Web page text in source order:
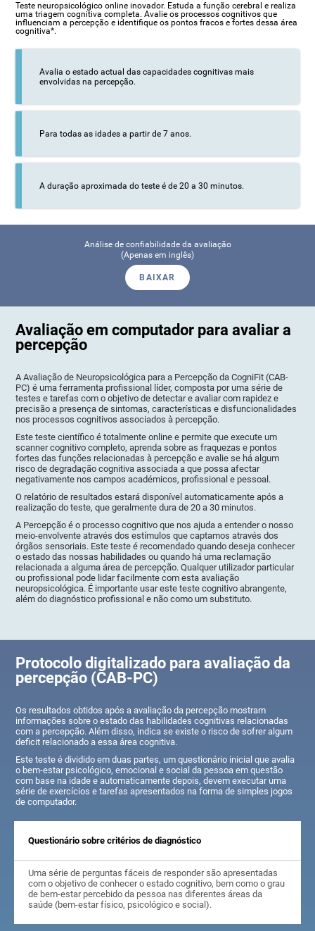
Teste neuropsicológico online inovador. Estuda a função cerebral e realiza
uma triagem cognitiva completa. Avalie os processos cognitivos que
influenciam a percepção e identifique os pontos fracos e fortes dessa área
cognitiva*.
Avalia o estado actual das capacidades cognitivas mais
envolvidas na percepção.
Para todas as idades a partir de 7 anos.
A duração aproximada do teste é de 20 a 30 minutos.
Análise de confiabilidade da avaliação
(Apenas em inglês)
BAIXAR
Avaliação em computador para avaliar a
percepção
A Avaliação de Neuropsicológica para a Percepção da CogniFit (CAB-
PC) é uma ferramenta profissional líder, composta por uma série de
testes e tarefas com o objetivo de detectar e avaliar com rapidez e
precisão a presença de sintomas, características e disfuncionalidades
nos processos cognitivos associados à percepção.
Este teste científico é totalmente online e permite que execute um
scanner cognitivo completo, aprenda sobre as fraquezas e pontos
fortes das funções relacionadas à percepção e avalie se há algum
risco de degradação cognitiva associada a que possa afectar
negativamente nos campos académicos, profissional e pessoal.
O relatório de resultados estará disponível automaticamente após a
realização do teste, que geralmente dura de 20 a 30 minutos.
A Percepção é o processo cognitivo que nos ajuda a entender o nosso
meio-envolvente através dos estímulos que captamos através dos
órgãos sensoriais. Este teste é recomendado quando deseja conhecer
o estado das nossas habilidades ou quando há uma reclamação
relacionada a alguma área de percepção. Qualquer utilizador particular
ou profissional pode lidar facilmente com esta avaliação
neuropsicológica. É importante usar este teste cognitivo abrangente,
além do diagnóstico profissional e não como um substituto.
Protocolo digitalizado para avaliação da
percepção (CAB-PC)
Os resultados obtidos após a avaliação da percepção mostram
informações sobre o estado das habilidades cognitivas relacionadas
com a percepção. Além disso, indica se existe o risco de sofrer algum
deficit relacionado a essa área cognitiva.
Este teste é dividido em duas partes, um questionário inicial que avalia
o bem-estar psicológico, emocional e social da pessoa em questão
com base na idade e automaticamente depois, devem executar uma
série de exercícios e tarefas apresentados na forma de simples jogos
de computador.
Questionário sobre critérios de diagnóstico
Uma série de perguntas fáceis de responder são apresentadas
com o objetivo de conhecer o estado cognitivo, bem como o grau
de bem-estar percebido da pessoa nas diferentes áreas da
saúde (bem-estar físico, psicológico e social).